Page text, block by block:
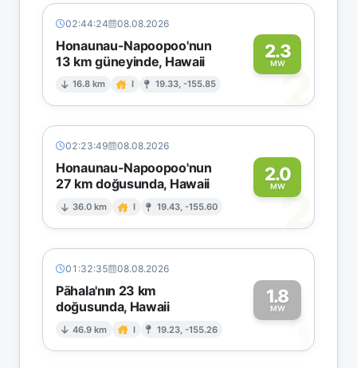
02:44:24 08.08.2026
Honaunau-Napoopoo'nun
13 km güneyinde, Hawaii
16.8 km I 19.33, -155.85
2.3
MW2
02:23:49 08.08.2026
Honaunau-Napoopoo'nun
27 km doğusunda, Hawaii
36.0 km I 19.43, -155.60
2.0
MW2
01:32:35 08.08.2026
Pāhala'nın 23 km
doğusunda, Hawaii
46.9 km I 19.23, -155.26
1.8
MW1